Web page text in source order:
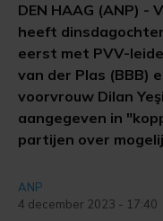
DEN HAAG (ANP) -
heeft
eerst met PVV-
van der Plas (BBB)
voorvrouw Dilan
aangegeven in
partijen over
ANP
4 december 2023 - 17:40